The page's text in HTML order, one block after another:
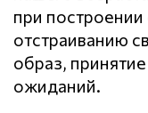
при
отстраиванию
образ,
ожиданий.